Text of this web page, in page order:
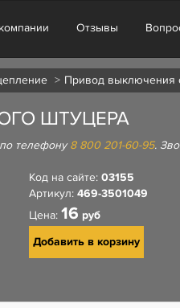
Отзывы
Привод выключения
ШТУЦЕРА
телефону8 800 201-60-95.
Код на сайте: 03155
Артикул: 469-3501049
Цена: 16 руб
Добавить в корзину